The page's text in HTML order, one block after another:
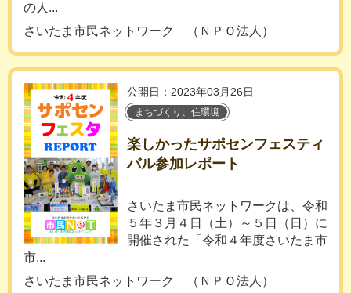
の人...
さいたま市民ネットワーク （ＮＰＯ法人）
公開日：2023年03月26日
まちづくり、住環境
楽しかったサポセンフェスティ
バル参加レポート
さいたま市民ネットワークは、令和
５年３月４日（土）～５日（日）に
開催された「令和４年度さいたま市
市...
さいたま市民ネットワーク （ＮＰＯ法人）